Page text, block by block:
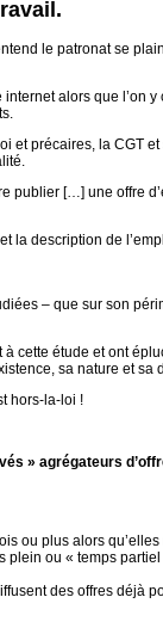
le patronat se
alors que l’on
et précaires, la CGT
[…] une offre
la description de
– que sur son
cette étude et ont
sa nature et sa
hors-la-loi !
» agrégateurs
ou plus alors
ou « temps
des offres déjà